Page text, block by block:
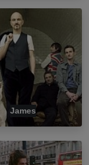
James